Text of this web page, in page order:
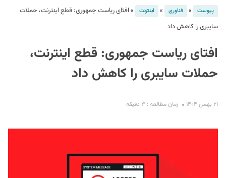
پیوست » فناوری » اینترنت » افتای ریاست جمهوری: قطع اینترنت، حملات
سایبری را کاهش داد
افتای ریاست جمهوری: قطع اینترنت،
حملات سایبری را کاهش داد
۲۱ بهمن ۱۴۰۴ زمان مطالعه : ۳ دقیقه